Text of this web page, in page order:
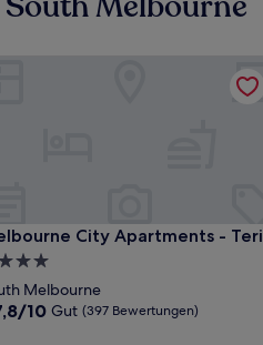
City Apartments - Teri
City Apartments - Teri
Melbourne
10 Gut (397 Bewertungen)
City Apartments - Teri